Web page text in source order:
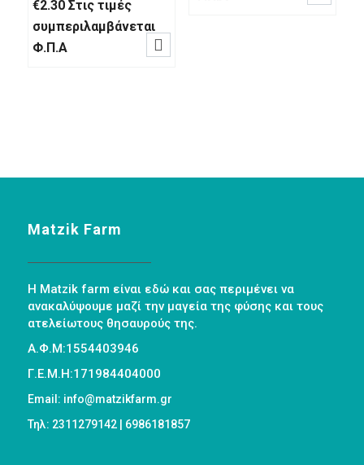
€2.30 Στις τιμές
συμπεριλαμβάνεται
Φ.Π.Α

Matzik Farm
Η Matzik farm είναι εδώ και σας περιμένει να
ανακαλύψουμε μαζί την μαγεία της φύσης και τους
ατελείωτους θησαυρούς της.
Α.Φ.Μ:1554403946
Γ.Ε.Μ.Η:171984404000
Email: info@matzikfarm.gr
Τηλ: 2311279142 | 6986181857